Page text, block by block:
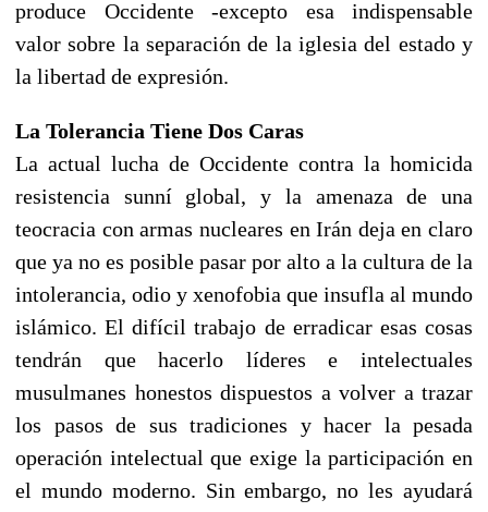
produce Occidente -excepto esa indispensable
valor sobre la separación de la iglesia del estado y
la libertad de expresión.
La Tolerancia Tiene Dos Caras
La actual lucha de Occidente contra la homicida
resistencia sunní global, y la amenaza de una
teocracia con armas nucleares en Irán deja en claro
que ya no es posible pasar por alto a la cultura de la
intolerancia, odio y xenofobia que insufla al mundo
islámico. El difícil trabajo de erradicar esas cosas
tendrán que hacerlo líderes e intelectuales
musulmanes honestos dispuestos a volver a trazar
los pasos de sus tradiciones y hacer la pesada
operación intelectual que exige la participación en
el mundo moderno. Sin embargo, no les ayudará